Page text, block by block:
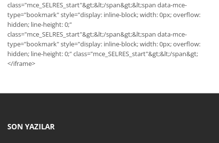
class="mce_SELRES_start"&gt;&lt;/span&gt;&lt;span data-mce-
type="bookmark" style="display: inline-block; width: 0px; overflow:
hidden; line-height: 0;"
class="mce_SELRES_start"&gt;&lt;/span&gt;&lt;span data-mce-
type="bookmark" style="display: inline-block; width: 0px; overflow:
hidden; line-height: 0;" class="mce_SELRES_start"&gt;&lt;/span&gt;
</iframe>
SON YAZILAR